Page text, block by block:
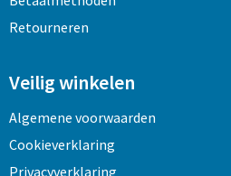
Retourneren
Veilig winkelen
Algemene voorwaarden
Cookieverklaring
Privacyverklaring